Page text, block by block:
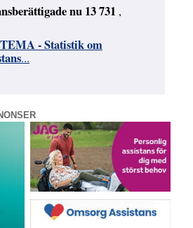
nu 13 731 ,
TEMA - Statistik om
...